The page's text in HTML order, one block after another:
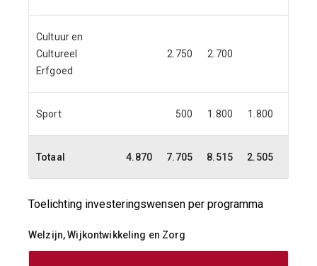
Cultuur en
Cultureel
Erfgoed
2.750 2.700
Sport 500 1.800 1.800
Totaal 4.870 7.705 8.515 2.505
Toelichting investeringswensen per programma
Welzijn, Wijkontwikkeling en Zorg